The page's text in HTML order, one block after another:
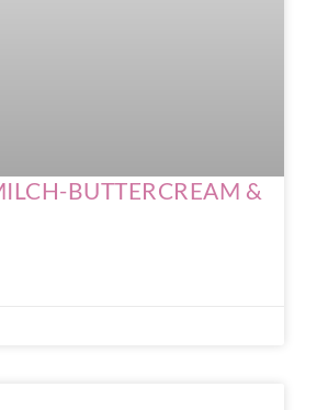
BUTTERCREAM &